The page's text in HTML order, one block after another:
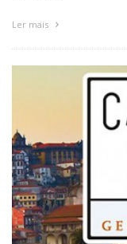
Ler mais